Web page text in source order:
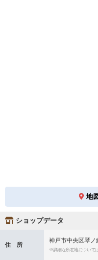
地
ショップデータ
住 所
神戸市中央区琴ノ
※詳細な所在地について